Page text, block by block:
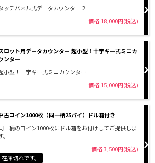
ッチパネル式データカウンター２
価格:18,000円(税込)
ロット用データカウンター 超小型！十字キー式ミニカ
ンター
小型！十字キー式ミニカウンター
価格:15,000円(税込)
古コイン1000枚（同一柄25パイ）ドル箱付き
一柄のコイン1000枚にドル箱をお付けしてご提供しま
。
価格:3,500円(税込)
在庫切れです。